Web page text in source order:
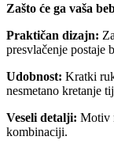
Zašto će ga vaša
Praktičan dizajn:
presvlačenje postaje
Udobnost: Kratki
nesmetano kretanje
Veseli detalji: Motiv
kombinaciji.